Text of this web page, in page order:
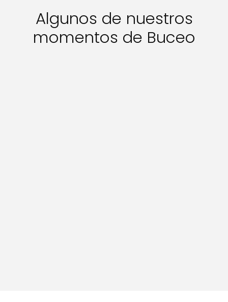
Algunos de nuestros
momentos de Buceo